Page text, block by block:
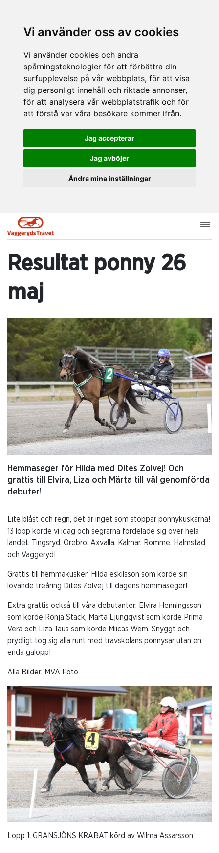
Vi använder oss av cookies
Vi använder cookies och andra
spårningsteknologier för att förbättra din
surfupplevelse på vår webbplats, för att visa
dig personligt innehåll och riktade annonser,
för att analysera vår webbplatstrafik och för
att förstå var våra besökare kommer ifrån.
Jag accepterar
Jag avböjer
Ändra mina inställningar
Resultat ponny 26
maj
Hemmaseger för Hilda med Dites Zolvej! Och
grattis till Elvira, Liza och Märta till väl genomförda
debuter!
Lite blåst och regn, det är inget som stoppar ponnykuskarna!
13 lopp körde vi idag och segrarna fördelade sig över hela
landet, Tingsryd, Örebro, Axvalla, Kalmar, Romme, Halmstad
och Vaggeryd!
Grattis till hemmakusken Hilda eskilsson som körde sin
lovande treåring Dites Zolvej till dagens hemmaseger!
Extra grattis också till våra debutanter: Elvira Henningsson
som körde Ronja Stack, Märta Ljungqvist som körde Prima
Vera och Liza Taus som körde Miicas Wem. Snyggt och
prydligt tog sig alla runt med travskolans ponnysar utan en
enda galopp!
Alla Bilder: MVA Foto
Lopp 1: GRANSJÖNS KRABAT körd av Wilma Assarsson